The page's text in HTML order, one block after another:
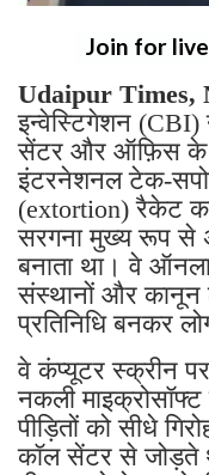
Join for
Udaipur Times,
इन्वेस्टिगेशन
सेंटर और ऑफ़िस के
इंटरनेशनल टेक-
(extortion) रैकेट का
सरगना मुख्य रूप से
बनाता था। वे
संस्थानों और कानून
प्रतिनिधि बनकर
वे कंप्यूटर स्क्रीन
नकली
पीड़ितों को सीधे
कॉल सेंटर से जोड़ते